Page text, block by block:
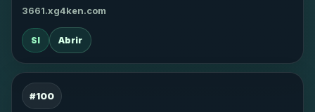
3661.xg4ken.com
SI Abrir
#100